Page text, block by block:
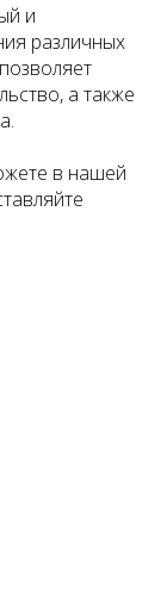
и
различных
а также
в нашей